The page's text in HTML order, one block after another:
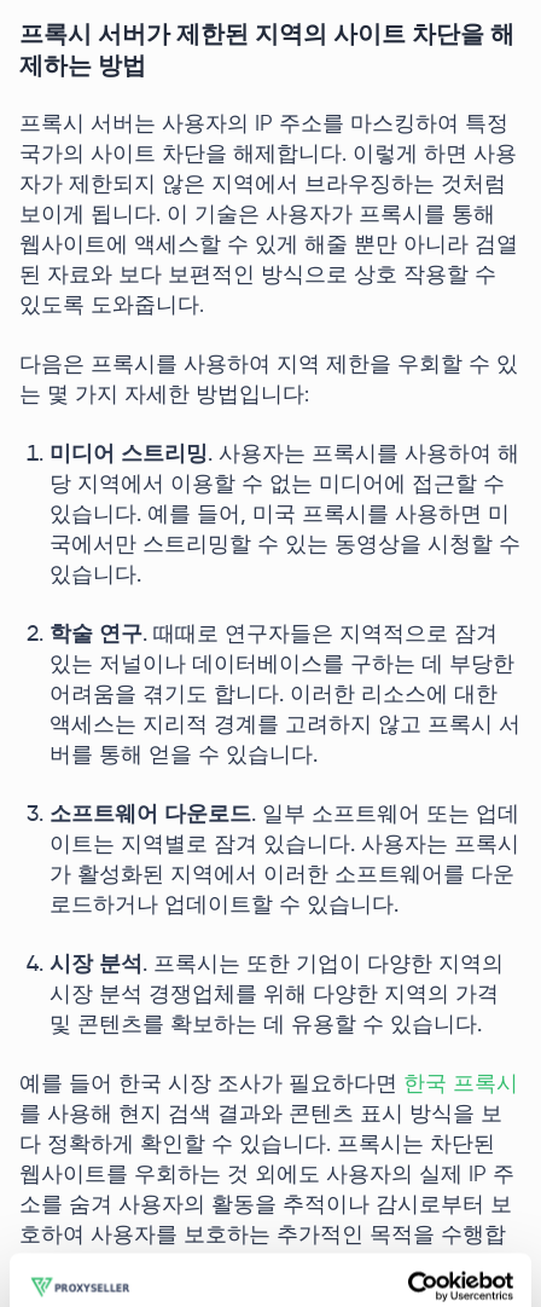
프록시 서버가 제한된 지역의 사이트 차단을 해
제하는 방법
프록시 서버는 사용자의 IP 주소를 마스킹하여 특정
국가의 사이트 차단을 해제합니다. 이렇게 하면 사용
자가 제한되지 않은 지역에서 브라우징하는 것처럼
보이게 됩니다. 이 기술은 사용자가 프록시를 통해
웹사이트에 액세스할 수 있게 해줄 뿐만 아니라 검열
된 자료와 보다 보편적인 방식으로 상호 작용할 수
있도록 도와줍니다.
다음은 프록시를 사용하여 지역 제한을 우회할 수 있
는 몇 가지 자세한 방법입니다:
미디어 스트리밍. 사용자는 프록시를 사용하여 해
당 지역에서 이용할 수 없는 미디어에 접근할 수
있습니다. 예를 들어, 미국 프록시를 사용하면 미
국에서만 스트리밍할 수 있는 동영상을 시청할 수
있습니다.
학술 연구. 때때로 연구자들은 지역적으로 잠겨
있는 저널이나 데이터베이스를 구하는 데 부당한
어려움을 겪기도 합니다. 이러한 리소스에 대한
액세스는 지리적 경계를 고려하지 않고 프록시 서
버를 통해 얻을 수 있습니다.
소프트웨어 다운로드. 일부 소프트웨어 또는 업데
이트는 지역별로 잠겨 있습니다. 사용자는 프록시
가 활성화된 지역에서 이러한 소프트웨어를 다운
로드하거나 업데이트할 수 있습니다.
시장 분석 . 프록시는 또한 기업이 다양한 지역의
시장 분석 경쟁업체를 위해 다양한 지역의 가격
및 콘텐츠를 확보하는 데 유용할 수 있습니다.
예를 들어 한국 시장 조사가 필요하다면 한국 프록시
를 사용해 현지 검색 결과와 콘텐츠 표시 방식을 보
다 정확하게 확인할 수 있습니다. 프록시는 차단된
웹사이트를 우회하는 것 외에도 사용자의 실제 IP 주
소를 숨겨 사용자의 활동을 추적이나 감시로부터 보
호하여 사용자를 보호하는 추가적인 목적을 수행합